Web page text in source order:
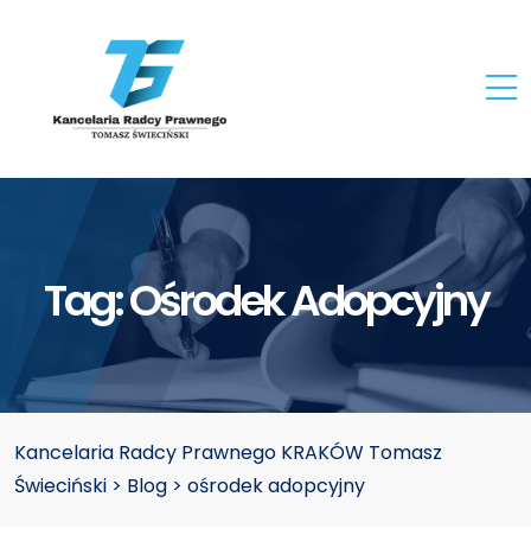
Tag:Ośrodek Adopcyjny
Kancelaria Radcy Prawnego KRAKÓW Tomasz
Świeciński > Blog > ośrodek adopcyjny